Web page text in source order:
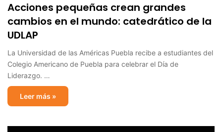
Acciones pequeñas crean grandes
cambios en el mundo: catedrático de la
UDLAP
La Universidad de las Américas Puebla recibe a estudiantes del
Colegio Americano de Puebla para celebrar el Día de
Liderazgo. …
Leer más »